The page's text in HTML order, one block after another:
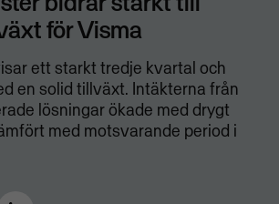
för Visma
ett starkt tredje kvartal och
en solid tillväxt. Intäkterna från
lösningar ökade med drygt
med motsvarande period i